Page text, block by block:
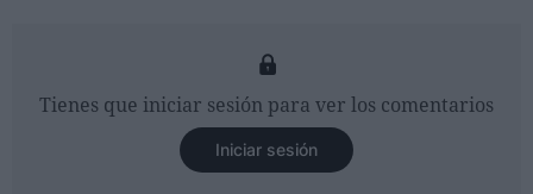
Tienes que iniciar sesión para ver los comentarios
Iniciar sesión